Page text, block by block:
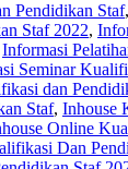
Pendidikan Staf,
Staf 2022,
Informasi
Seminar
dan
Staf, Inhouse
Online
Dan